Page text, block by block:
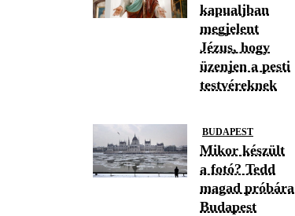
kapualjban
megjelent
Jézus, hogy
üzenjen a pesti
testvéreknek
BUDAPEST
Mikor készült
a fotó? Tedd
magad próbára
Budapest